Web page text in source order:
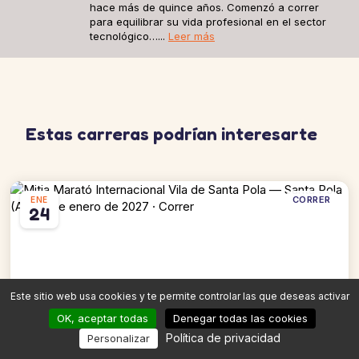
hace más de quince años. Comenzó a correr
para equilibrar su vida profesional en el sector
tecnológico…... Leer más
Estas carreras podrían interesarte
ENE
24
CORRER
Mitja Marató Internacional Vila de Santa Pola
Santa Pola (A)
Este sitio web usa cookies y te permite controlar las que deseas activar
OK, aceptar todas
Denegar todas las cookies
Personalizar
Política de privacidad